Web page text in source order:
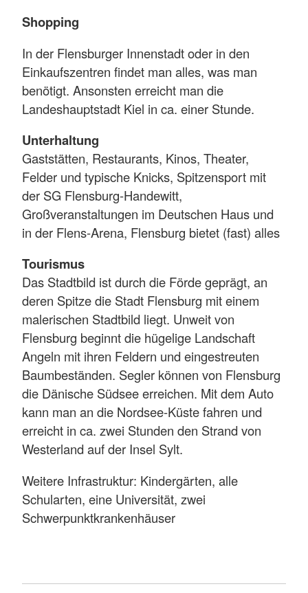
Shopping
In der Flensburger Innenstadt oder in den
Einkaufszentren findet man alles, was man
benötigt. Ansonsten erreicht man die
Landeshauptstadt Kiel in ca. einer Stunde.
Unterhaltung
Gaststätten, Restaurants, Kinos, Theater,
Felder und typische Knicks, Spitzensport mit
der SG Flensburg-Handewitt,
Großveranstaltungen im Deutschen Haus und
in der Flens-Arena, Flensburg bietet (fast) alles
Tourismus
Das Stadtbild ist durch die Förde geprägt, an
deren Spitze die Stadt Flensburg mit einem
malerischen Stadtbild liegt. Unweit von
Flensburg beginnt die hügelige Landschaft
Angeln mit ihren Feldern und eingestreuten
Baumbeständen. Segler können von Flensburg
die Dänische Südsee erreichen. Mit dem Auto
kann man an die Nordsee-Küste fahren und
erreicht in ca. zwei Stunden den Strand von
Westerland auf der Insel Sylt.
Weitere Infrastruktur: Kindergärten, alle
Schularten, eine Universität, zwei
Schwerpunktkrankenhäuser